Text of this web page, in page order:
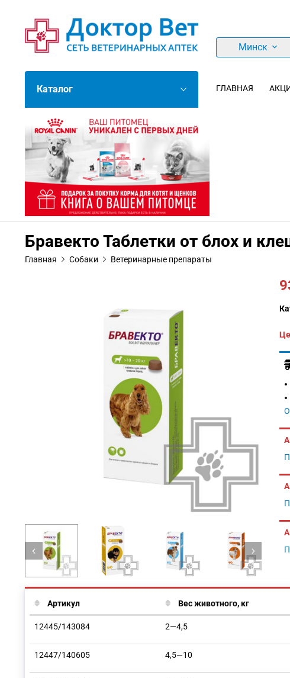
Минск
Каталог ГЛАВНАЯ
Бравекто Таблетки от блох и
Главная Собаки Ветеринарные препараты
Артикул Вес животного, кг
12445/143084 2—4,5
12447/140605 4,5—10